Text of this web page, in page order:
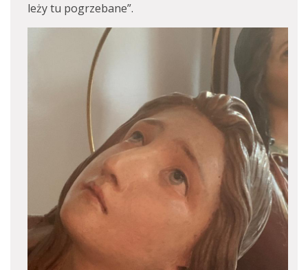
leży tu pogrzebane”.